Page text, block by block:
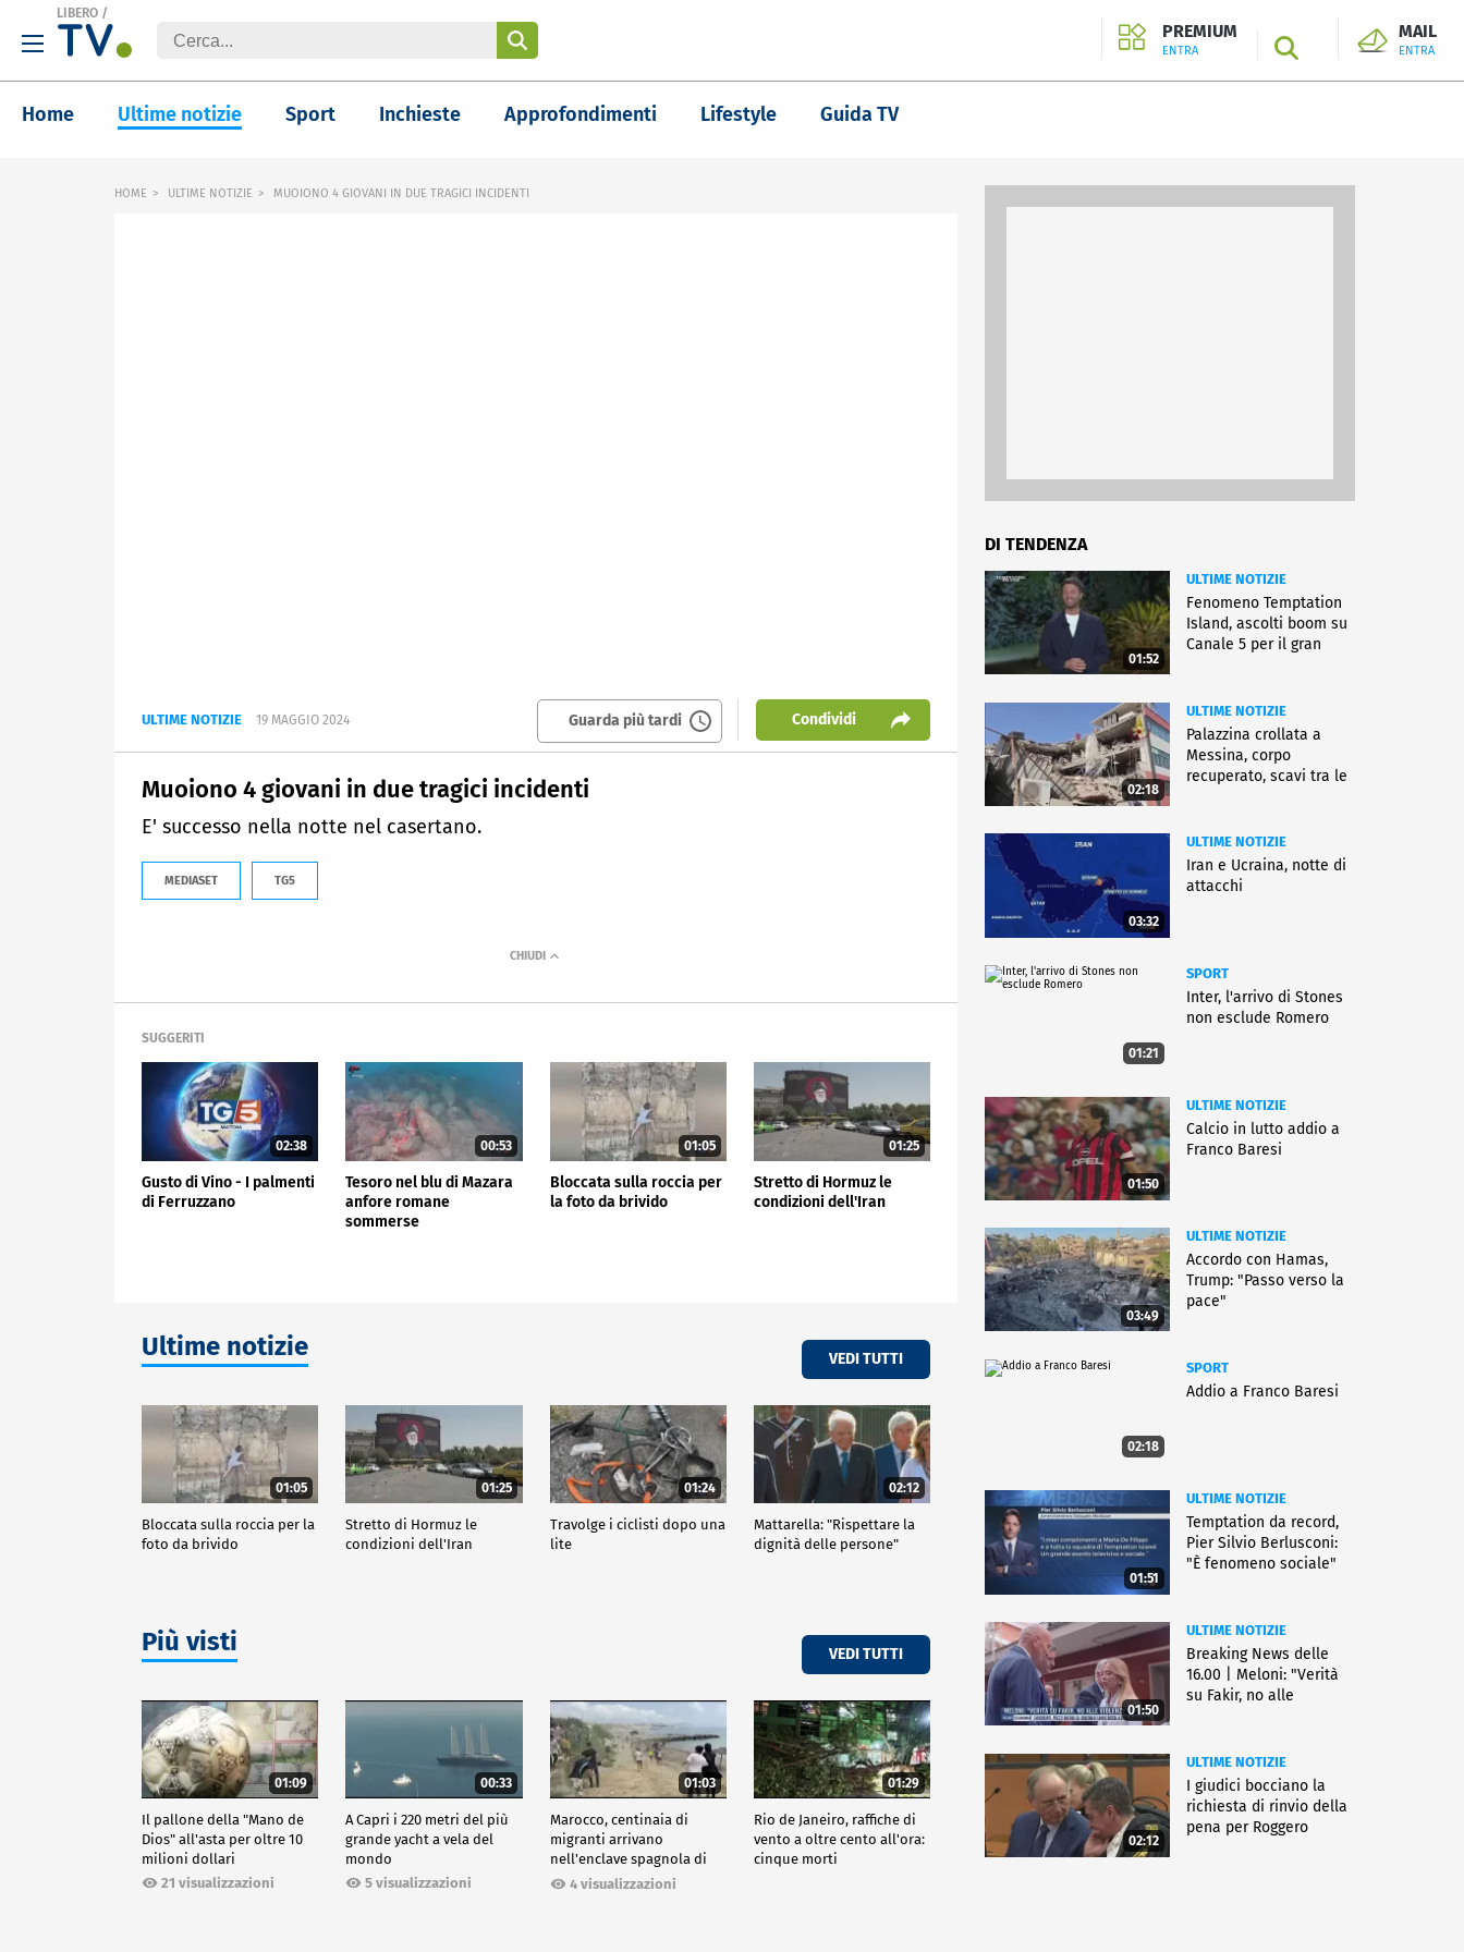
LIBERO /
PREMIUM
ENTRA SEARCH
MAIL
ENTRA
Home Ultime notizie Sport Inchieste Approfondimenti Lifestyle Guida TV
HOME ULTIME NOTIZIE MUOIONO 4 GIOVANI IN DUE TRAGICI INCIDENTI
ULTIME NOTIZIE 19 MAGGIO 2024 Guarda più tardi Condividi
Muoiono 4 giovani in due tragici incidenti
E' successo nella notte nel casertano.
MEDIASET TG5
SUGGERITI
02:38
Gusto di Vino - I palmenti
di Ferruzzano
00:53
Tesoro nel blu di Mazara
anfore romane
sommerse
01:05
Bloccata sulla roccia per
la foto da brivido
01:25
Stretto di Hormuz le
condizioni dell'Iran
Ultime notizie VEDI TUTTI
01:05
Bloccata sulla roccia per la
foto da brivido
01:25
Stretto di Hormuz le
condizioni dell'Iran
01:24
Travolge i ciclisti dopo una
lite
02:12
Mattarella: "Rispettare la
dignità delle persone"
Più visti VEDI TUTTI
01:09
Il pallone della "Mano de
Dios" all'asta per oltre 10
milioni dollari
21 visualizzazioni
00:33
A Capri i 220 metri del più
grande yacht a vela del
mondo
5 visualizzazioni
01:03
Marocco, centinaia di
migranti arrivano
nell'enclave spagnola di
Ceuta4 visualizzazioni
01:29
Rio de Janeiro, raffiche di
vento a oltre cento all'ora:
cinque morti
DI TENDENZA
01:52
ULTIME NOTIZIE
Fenomeno Temptation
Island, ascolti boom su
Canale 5 per il gran
02:18
ULTIME NOTIZIE
Palazzina crollata a
Messina, corpo
recuperato, scavi tra le
03:32
ULTIME NOTIZIE
Iran e Ucraina, notte di
attacchi
01:21
SPORT
Inter, l'arrivo di Stones
non esclude Romero
01:50
ULTIME NOTIZIE
Calcio in lutto addio a
Franco Baresi
03:49
ULTIME NOTIZIE
Accordo con Hamas,
Trump: "Passo verso la
pace"
02:18
SPORT
Addio a Franco Baresi
01:51
ULTIME NOTIZIE
Temptation da record,
Pier Silvio Berlusconi:
"È fenomeno sociale"
01:50
ULTIME NOTIZIE
Breaking News delle
16.00 | Meloni: "Verità
su Fakir, no alle
02:12
ULTIME NOTIZIE
I giudici bocciano la
richiesta di rinvio della
pena per Roggero